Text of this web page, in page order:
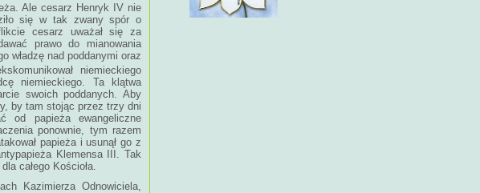
Ale cesarz Henryk IV nie
się w tak zwany spór o
cesarz uważał się za
prawo do mianowania
władzę nad poddanymi oraz
niemieckiego
niemieckiego. Ta klątwa
swoich poddanych. Aby
by tam stojąc przez trzy dni
od papieża ewangeliczne
ponownie, tym razem
papieża i usunął go z
Klemensa III. Tak
całego Kościoła.
Kazimierza Odnowiciela,